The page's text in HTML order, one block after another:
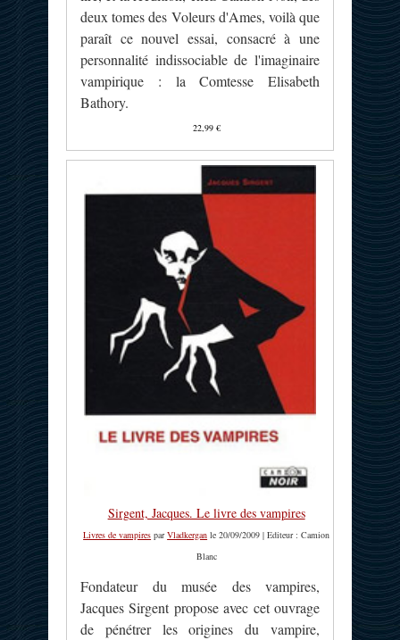
deux tomes des Voleurs d'Ames, voilà que
paraît ce nouvel essai, consacré à une
personnalité indissociable de l'imaginaire
vampirique : la Comtesse Elisabeth
Bathory.
22,99 €
Sirgent, Jacques. Le livre des vampires
Livres de vampires parVladkergan le 20/09/2009 | Editeur : Camion
Blanc
Fondateur du musée des vampires,
Jacques Sirgent propose avec cet ouvrage
de pénétrer les origines du vampire,